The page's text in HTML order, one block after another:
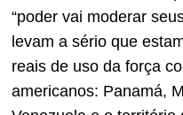
“poder vai moderar
levam a sério que
reais de uso da força
americanos: Panamá,